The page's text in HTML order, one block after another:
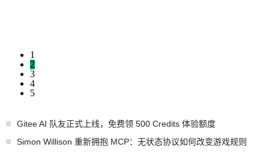
1
2
3
4
5
Gitee AI 队友正式上线，免费领 500 Credits 体验额度
Simon Willison 重新拥抱 MCP：无状态协议如何改变游戏规则